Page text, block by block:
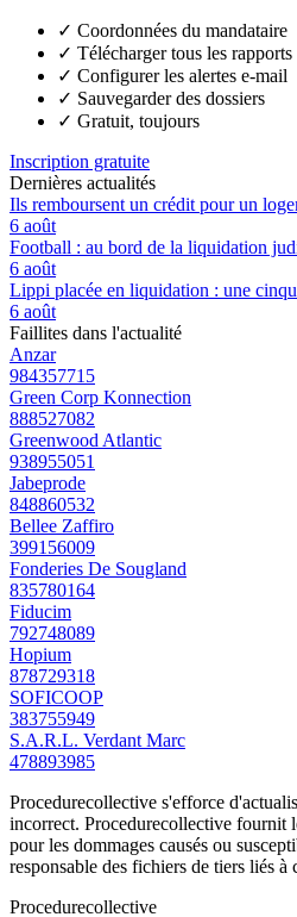
✓ Coordonnées du mandataire
✓ Télécharger tous les rapports
✓ Configurer les alertes e-mail
✓ Sauvegarder des dossiers
✓ Gratuit, toujours
Inscription gratuite
Dernières actualités
Ils remboursent un crédit pour un
6 août
Football : au bord de la liquidation
6 août
Lippi placée en liquidation : une
6 août
Faillites dans l'actualité
Anzar
984357715
Green Corp Konnection
888527082
Greenwood Atlantic
938955051
Jabeprode
848860532
Bellee Zaffiro
399156009
Fonderies De Sougland
835780164
Fiducim
792748089
Hopium
878729318
SOFICOOP
383755949
S.A.R.L. Verdant Marc
478893985
Procedurecollective s'efforce
incorrect. Procedurecollective fournit
pour les dommages causés ou
responsable des fichiers de tiers liés
Procedurecollective